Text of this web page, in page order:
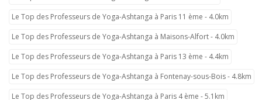
Le Top des Professeurs de Yoga-Ashtanga à Paris 11 ème - 4.0km
Le Top des Professeurs de Yoga-Ashtanga à Maisons-Alfort - 4.0km
Le Top des Professeurs de Yoga-Ashtanga à Paris 13 ème - 4.4km
Le Top des Professeurs de Yoga-Ashtanga à Fontenay-sous-Bois - 4.8km
Le Top des Professeurs de Yoga-Ashtanga à Paris 4 ème - 5.1km